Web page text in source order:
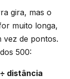
gira, mas o
muito longa,
vez de pontos.
500:
distância